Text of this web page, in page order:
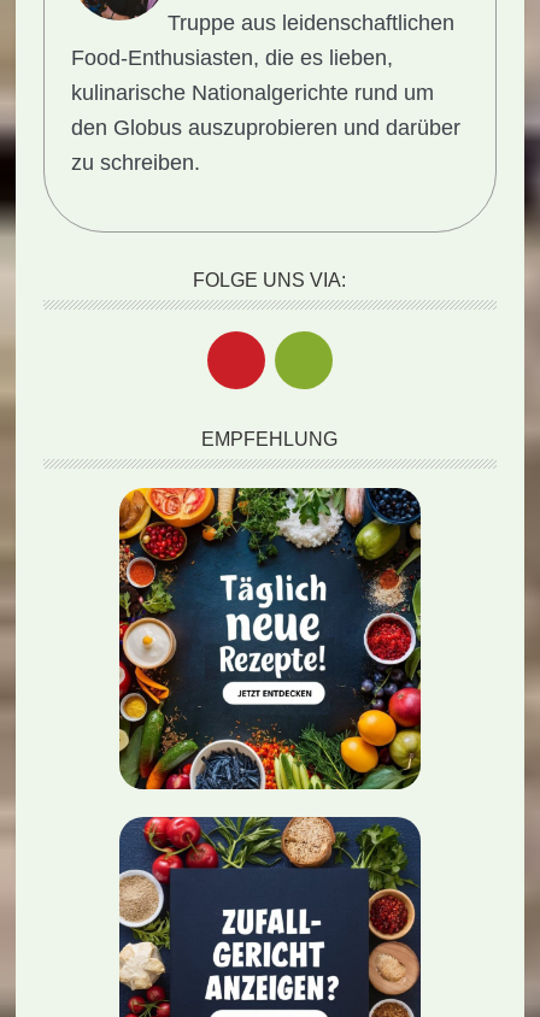
Truppe aus leidenschaftlichen
Food-Enthusiasten, die es lieben,
kulinarische Nationalgerichte rund um
den Globus auszuprobieren und darüber
zu schreiben.
FOLGE UNS VIA:
EMPFEHLUNG